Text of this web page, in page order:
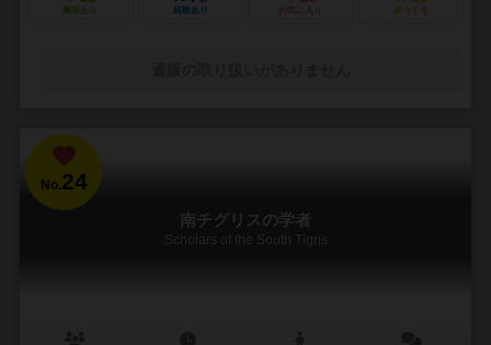
興味あり 経験あり お気に入り 持ってる
No.24
南チグリスの学者
Scholars of the South Tigris